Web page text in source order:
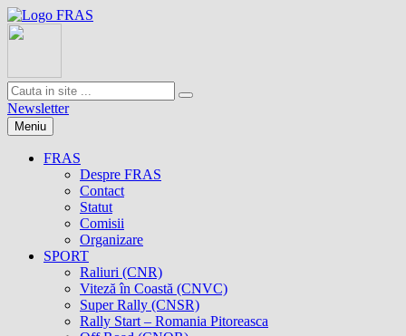
Newsletter
Meniu
FRAS
Despre FRAS
Contact
Statut
Comisii
Organizare
SPORT
Raliuri (CNR)
Viteză în Coastă (CNVC)
Super Rally (CNSR)
Rally Start – Romania Pitoreasca